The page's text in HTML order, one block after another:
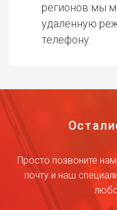
регионов мы
удаленную
телефону.
Просто позвоните
почту и наш